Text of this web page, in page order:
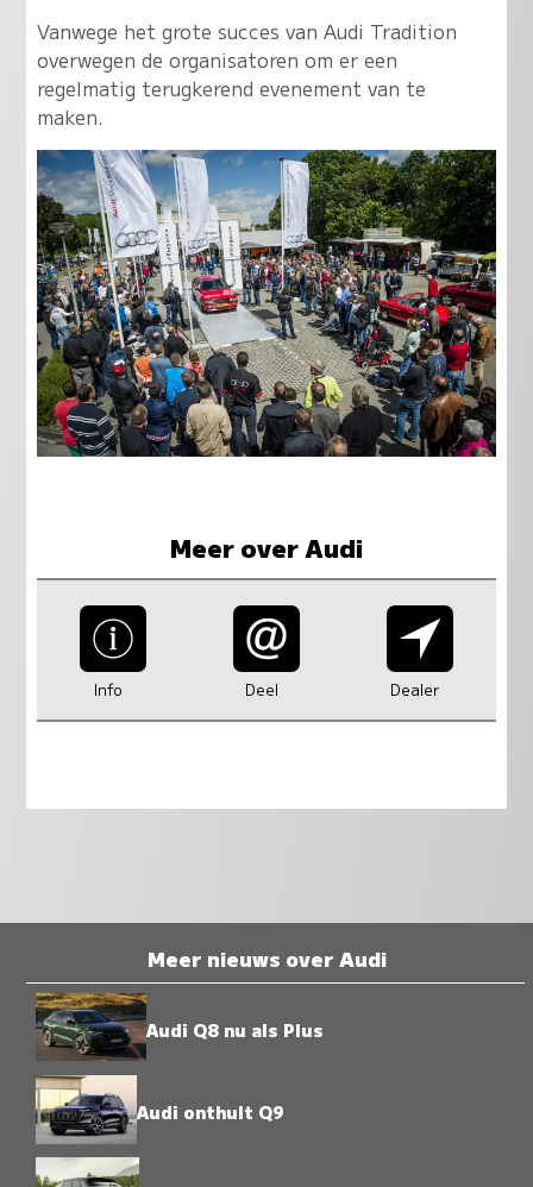
Vanwege het grote succes van Audi Tradition
overwegen de organisatoren om er een
regelmatig terugkerend evenement van te
maken.
Meer over Audi
Info Deel Dealer
Meer nieuws over Audi
Audi Q8 nu als Plus
Audi onthult Q9